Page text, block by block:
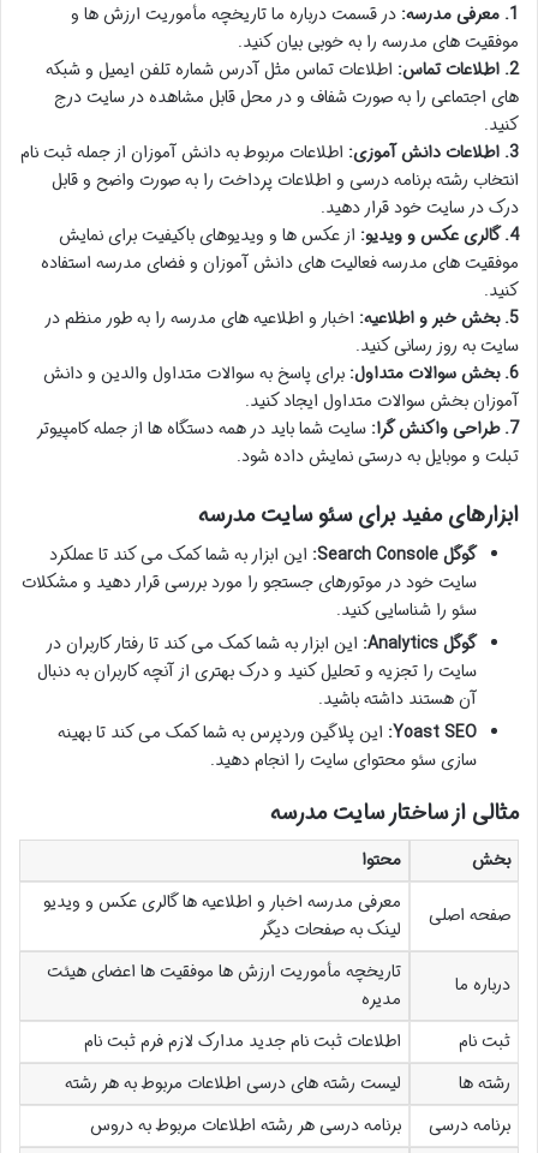
1. معرفی مدرسه:
در قسمت درباره ما تاریخچه مأموریت ارزش ها و
موفقیت های مدرسه را به خوبی بیان کنید.
2. اطلاعات تماس:
اطلاعات تماس مثل آدرس شماره تلفن ایمیل و شبکه
های اجتماعی را به صورت شفاف و در محل قابل مشاهده در سایت درج
کنید.
3. اطلاعات دانش آموزی:
اطلاعات مربوط به دانش آموزان از جمله ثبت نام
انتخاب رشته برنامه درسی و اطلاعات پرداخت را به صورت واضح و قابل
درک در سایت خود قرار دهید.
4. گالری عکس و ویدیو:
از عکس ها و ویدیوهای باکیفیت برای نمایش
موفقیت های مدرسه فعالیت های دانش آموزان و فضای مدرسه استفاده
کنید.
5. بخش خبر و اطلاعیه:
اخبار و اطلاعیه های مدرسه را به طور منظم در
سایت به روز رسانی کنید.
6. بخش سوالات متداول:
برای پاسخ به سوالات متداول والدین و دانش
آموزان بخش سوالات متداول ایجاد کنید.
7. طراحی واکنش گرا:
سایت شما باید در همه دستگاه ها از جمله کامپیوتر
تبلت و موبایل به درستی نمایش داده شود.
ابزارهای مفید برای سئو سایت مدرسه
گوگل Search Console:
این ابزار به شما کمک می کند تا عملکرد
سایت خود در موتورهای جستجو را مورد بررسی قرار دهید و مشکلات
سئو را شناسایی کنید.
گوگل Analytics:
این ابزار به شما کمک می کند تا رفتار کاربران در
سایت را تجزیه و تحلیل کنید و درک بهتری از آنچه کاربران به دنبال
آن هستند داشته باشید.
Yoast SEO: این پلاگین وردپرس به شما کمک می کند تا بهینه
سازی سئو محتوای سایت را انجام دهید.
مثالی از ساختار سایت مدرسه
بخش محتوا
صفحه اصلی
معرفی مدرسه اخبار و اطلاعیه ها گالری عکس و ویدیو
لینک به صفحات دیگر
درباره ما
تاریخچه مأموریت ارزش ها موفقیت ها اعضای هیئت
مدیره
ثبت نام
اطلاعات ثبت نام جدید مدارک لازم فرم ثبت نام
رشته ها
لیست رشته های درسی اطلاعات مربوط به هر رشته
برنامه درسی
برنامه درسی هر رشته اطلاعات مربوط به دروس